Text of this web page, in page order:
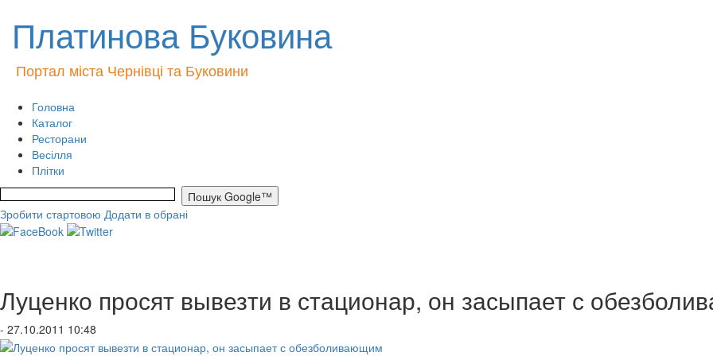
Платинова Буковина
Портал міста Чернівці та Буковини
Головна
Каталог
Ресторани
Весілля
Плітки
Зробити стартовою Додати в обрані
Луценко просят вывезти в стационар, он засыпает с
- 27.10.2011 10:48